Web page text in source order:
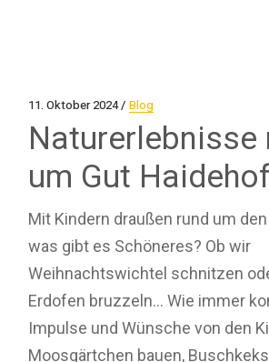
11. Oktober 2024 Blog
Naturerlebnisse
um Gut Haidehof
Mit Kindern draußen rund um
was gibt es Schöneres? Ob wir
Weihnachtswichtel schnitzen
Erdofen bruzzeln… Wie immer
Impulse und Wünsche von den
Moosgärtchen bauen,